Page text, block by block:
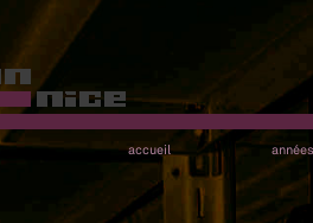
accueil années